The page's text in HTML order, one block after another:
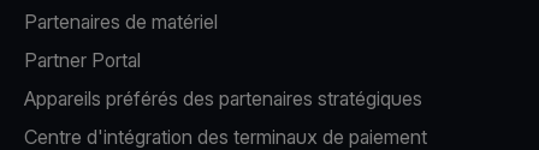
Partenaires de matériel
Partner Portal
Appareils préférés des partenaires stratégiques
Centre d'intégration des terminaux de paiement